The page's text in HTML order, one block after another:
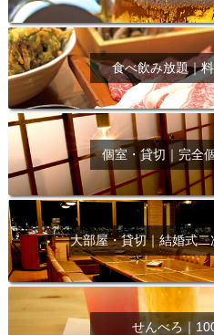
食べ飲み放題｜
個室・貸切｜完全
大部屋・貸切｜結婚式
せんべろ｜